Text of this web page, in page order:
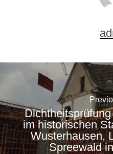
im historischen
Wusterhausen,
Spreewald